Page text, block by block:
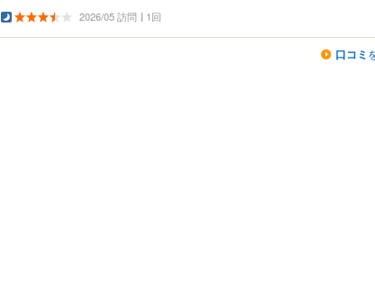
2026/05 訪問 1回
口コミ